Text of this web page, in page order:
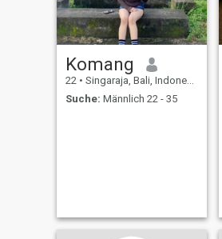
Komang
22 • Singaraja, Bali, Indonesien
Suche: Männlich 22 - 35